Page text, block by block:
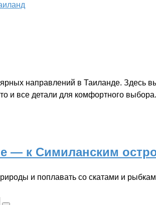
направлений в Таиланде. Здесь
и все детали для комфортного
— к Симиланским
и поплавать со скатами и